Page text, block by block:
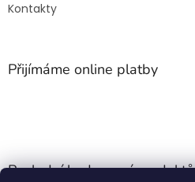
Kontakty
Přijímáme online platby
Poslední hodnocení produktů